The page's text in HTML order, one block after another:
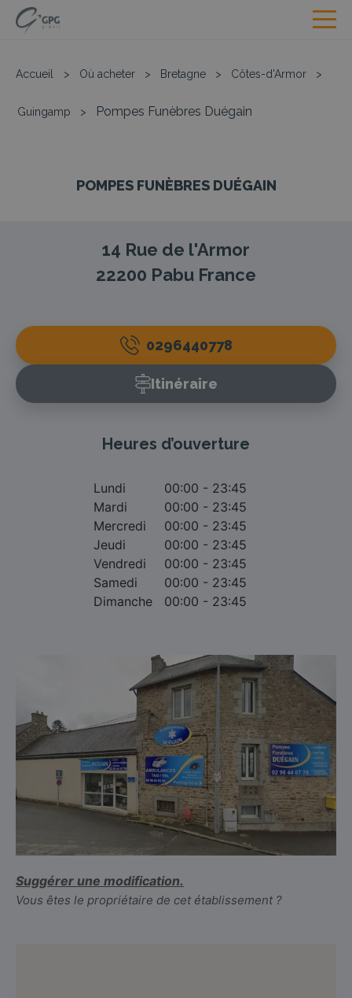
Accueil > Où acheter > Bretagne > Côtes-d'Armor >
Guingamp > Pompes Funèbres Duégain
POMPES FUNÈBRES DUÉGAIN
14 Rue de l'Armor
22200 Pabu France
0296440778
Itinéraire
Heures d’ouverture
Lundi
00:00 - 23:45
Mardi
00:00 - 23:45
Mercredi
00:00 - 23:45
Jeudi
00:00 - 23:45
Vendredi
00:00 - 23:45
Samedi
00:00 - 23:45
Dimanche
00:00 - 23:45
Suggérer une modification.
Vous êtes le propriétaire de cet établissement ?